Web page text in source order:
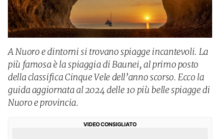
A Nuoro e dintorni si trovano spiagge incantevoli. La
più famosa è la spiaggia di Baunei, al primo posto
della classifica Cinque Vele dell’anno scorso. Ecco la
guida aggiornata al 2024 delle 10 più belle spiagge di
Nuoro e provincia.
VIDEO CONSIGLIATO